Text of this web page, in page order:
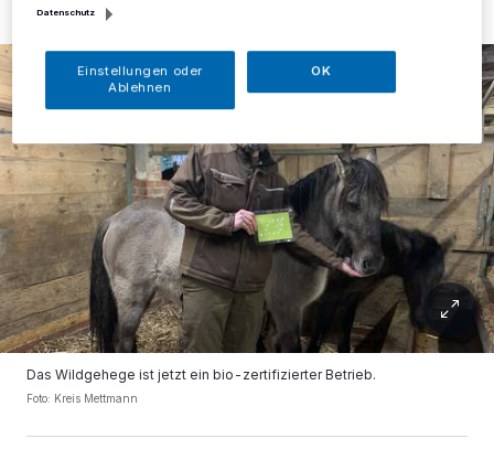
Das Wildgehege ist jetzt ein bio-zertifizierter Betrieb.
Foto: Kreis Mettmann
Datenschutz
Einstellungen oder
Ablehnen
OK